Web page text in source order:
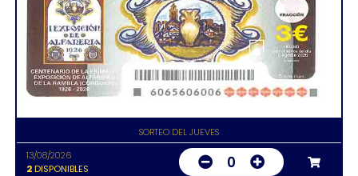
SORTEO DEL JUEVES
13/08/2026
2DISPONIBLES 0